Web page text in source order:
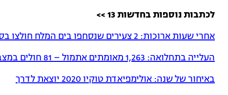
לכתבות נוספות בחדשות 13 >>
אחרי שעות ארוכות: 2 צעירים שנסחפו בים המלח חולצו בסיוע רחפן
העלייה בתחלואה: 1,263 מאומתים אתמול – 81 חולים במצב קשה
באיחור של שנה: אולימפיאדת טוקיו 2020 יוצאת לדרך